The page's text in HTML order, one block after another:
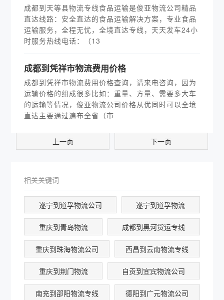
成都到天等县物流专线食品运输是俊亚物流公司精品
直达线路：安全直达的食品运输解决方案，专业食品
运输服务，全程无忧，全境直达专线，天天发车24小
时服务热线电话：（13
成都到凭祥市物流费用价格
成都到凭祥市物流费用价格查询，请来电咨询，因为
运输价格的组成很多比如：重量、方量、需要多大车
的运输等情况，俊亚物流公司价格从优同时可以全境
直达主要通过遍布全省（市
上一页 下一页
相关关键词
遂宁到道孚物流公司 遂宁到道孚物流
重庆到青岛物流 成都到黑河货运专线
重庆到珠海物流公司 西昌到云南物流专线
重庆到荆门物流 自贡到宜宾物流公司
南充到邵阳物流专线 德阳到广元物流公司